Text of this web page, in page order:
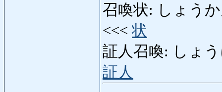
召喚状: しょうか
<<<状
証人召喚: しょう
証人